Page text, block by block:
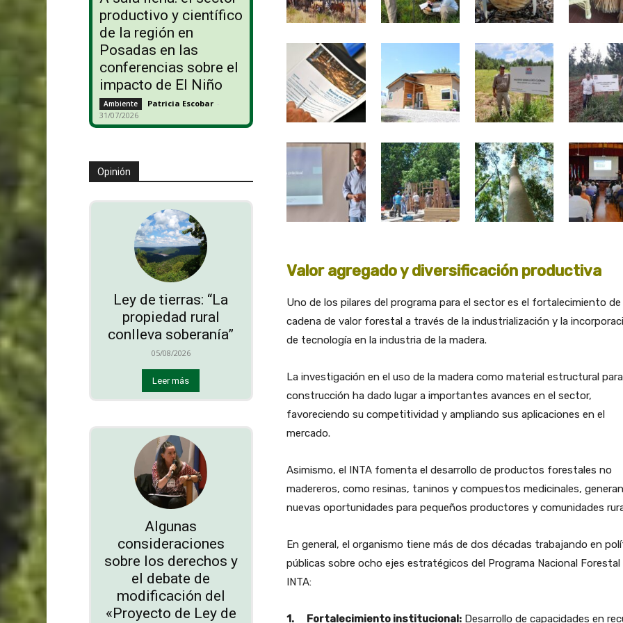
productivo y científico
de la región en
Posadas en las
conferencias sobre el
impacto de El Niño
Ambiente Patricia Escobar -
31/07/2026
Opinión
Ley de tierras: “La
propiedad rural
conlleva soberanía”
05/08/2026
Leer más
Algunas
consideraciones
sobre los derechos y
el debate de
modificación del
«Proyecto de Ley de
Valor agregado y diversificación productiva
Uno de los pilares del programa para el sector es el fortalecimiento de
cadena de valor forestal a través de la industrialización y la
de tecnología en la industria de la madera.
La investigación en el uso de la madera como material estructural
construcción ha dado lugar a importantes avances en el sector,
favoreciendo su competitividad y ampliando sus aplicaciones en el
mercado.
Asimismo, el INTA fomenta el desarrollo de productos forestales no
madereros, como resinas, taninos y compuestos medicinales,
nuevas oportunidades para pequeños productores y comunidades
En general, el organismo tiene más de dos décadas trabajando en
públicas sobre ocho ejes estratégicos del Programa Nacional Forestal
INTA:
1. Fortalecimiento institucional:Desarrollo de capacidades en